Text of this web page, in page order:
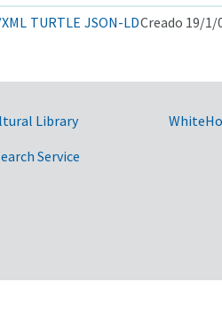
TURTLE JSON-LDCreado 19/
Library
Service